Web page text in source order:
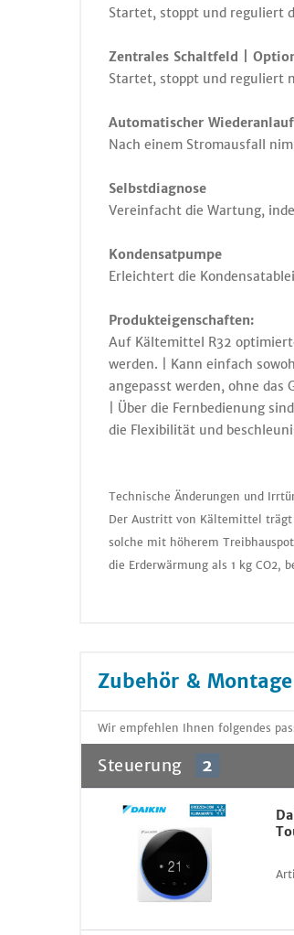
Startet, stoppt und reguliert
Zentrales Schaltfeld |
Startet, stoppt und reguliert
Automatischer Wiederanlauf
Nach einem Stromausfall
Selbstdiagnose
Vereinfacht die Wartung,
Kondensatpumpe
Erleichtert die
Produkteigenschaften:
Auf Kältemittel R32
werden. | Kann einfach
angepasst werden, ohne
| Über die Fernbedienung
die Flexibilität und
Technische Änderungen und
Der Austritt von Kältemittel trägt
solche mit höherem
die Erderwärmung als 1 kg CO2,
Zubehör &
Wir empfehlen Ihnen folgendes
Steuerung 2